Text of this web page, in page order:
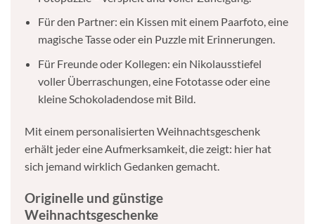
Für den Partner: ein Kissen mit einem Paarfoto, eine
magische Tasse oder ein Puzzle mit Erinnerungen.
Für Freunde oder Kollegen: ein Nikolausstiefel
voller Überraschungen, eine Fototasse oder eine
kleine Schokoladendose mit Bild.
Mit einem personalisierten Weihnachtsgeschenk
erhält jeder eine Aufmerksamkeit, die zeigt: hier hat
sich jemand wirklich Gedanken gemacht.
Originelle und günstige
Weihnachtsgeschenke